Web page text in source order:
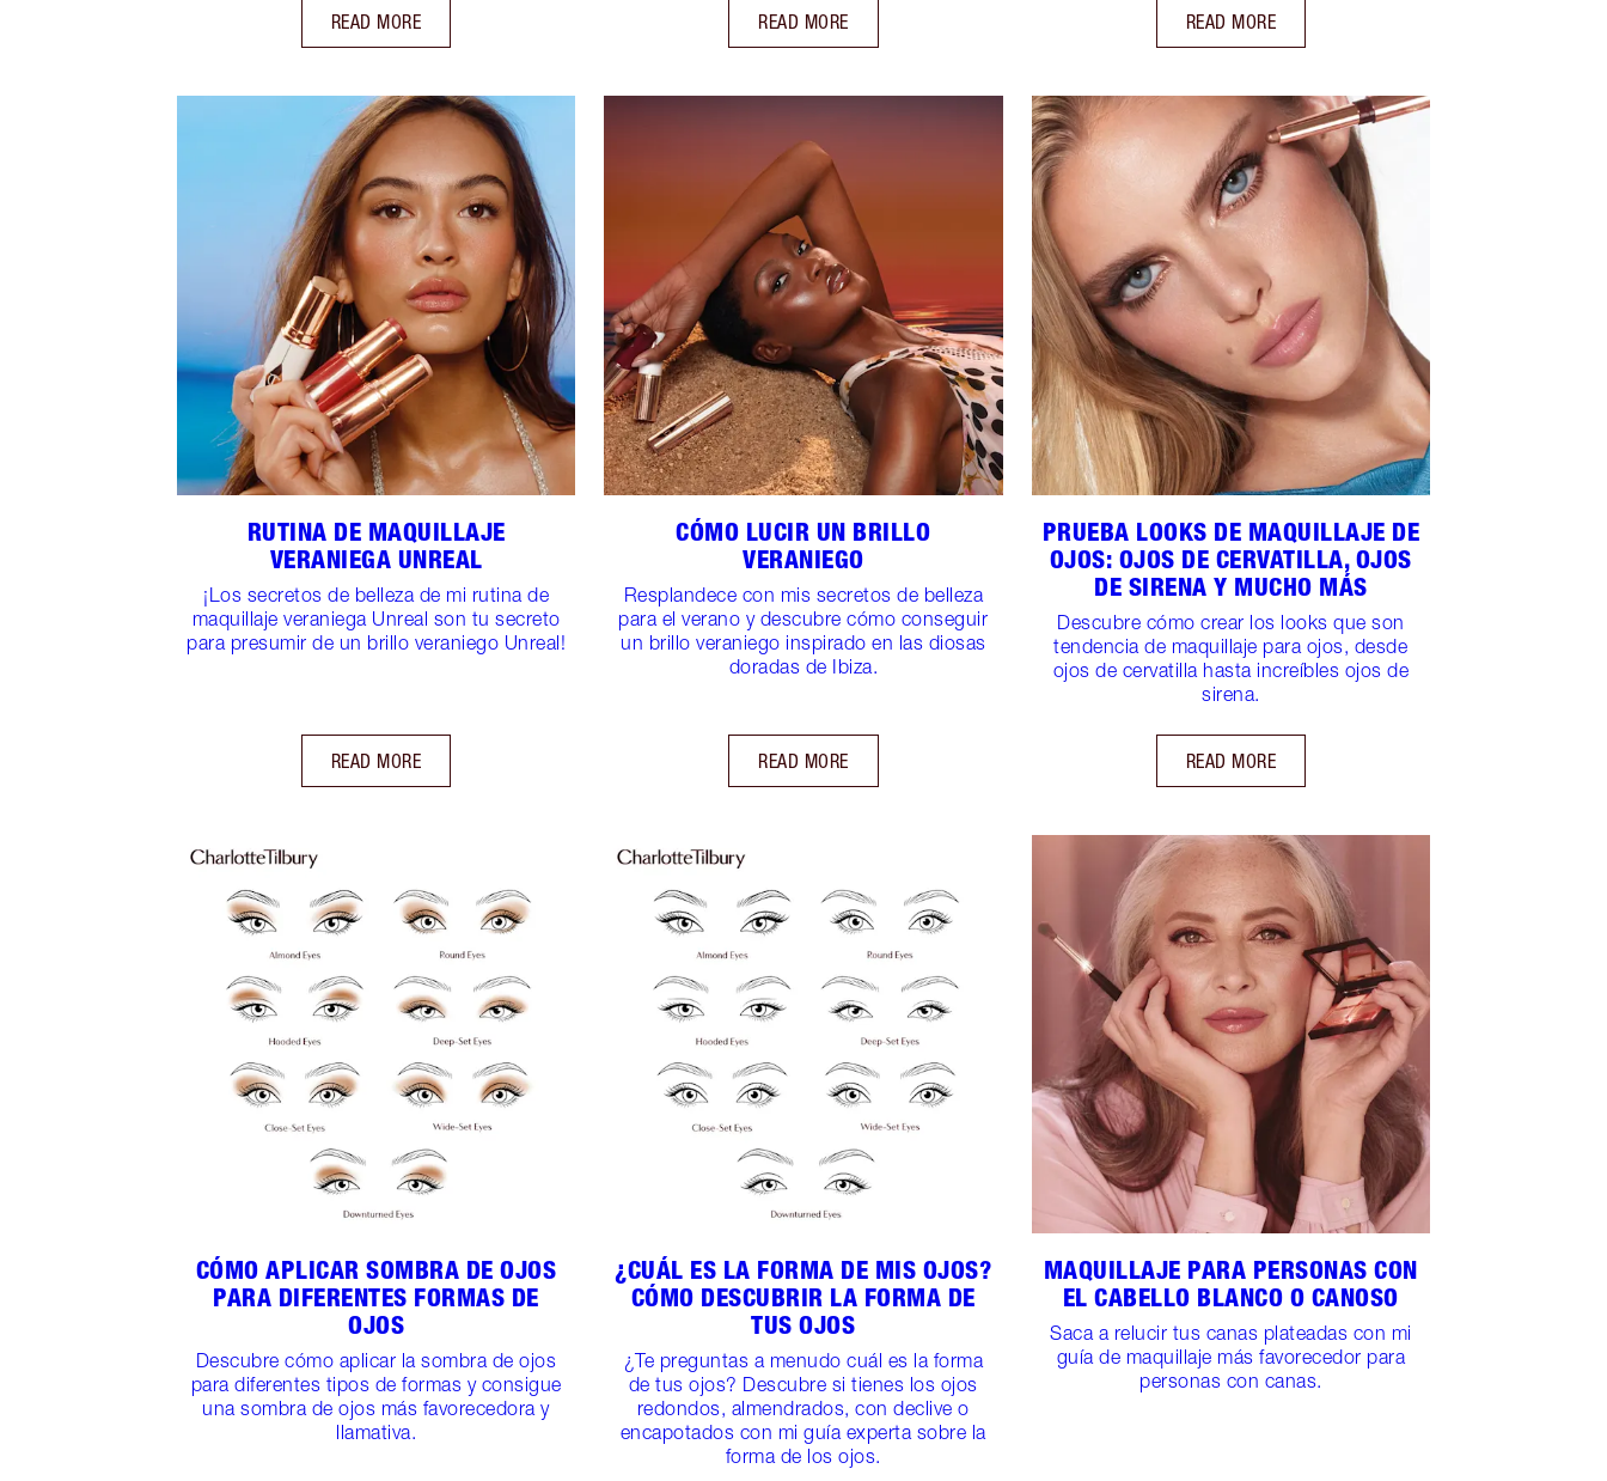
READ MORE READ MORE READ MORE
RUTINA DE MAQUILLAJE
VERANIEGA UNREAL
¡Los secretos de belleza de mi rutina de
maquillaje veraniega Unreal son tu secreto
para presumir de un brillo veraniego Unreal!
READ MORE
CÓMO LUCIR UN BRILLO
VERANIEGO
Resplandece con mis secretos de belleza
para el verano y descubre cómo conseguir
un brillo veraniego inspirado en las diosas
doradas de Ibiza.
READ MORE
PRUEBA LOOKS DE MAQUILLAJE DE
OJOS: OJOS DE CERVATILLA, OJOS
DE SIRENA Y MUCHO MÁS
Descubre cómo crear los looks que son
tendencia de maquillaje para ojos, desde
ojos de cervatilla hasta increíbles ojos de
sirena.
READ MORE
CÓMO APLICAR SOMBRA DE OJOS
PARA DIFERENTES FORMAS DE
OJOS
Descubre cómo aplicar la sombra de ojos
para diferentes tipos de formas y consigue
una sombra de ojos más favorecedora y
llamativa.
¿CUÁL ES LA FORMA DE MIS OJOS?
CÓMO DESCUBRIR LA FORMA DE
TUS OJOS
¿Te preguntas a menudo cuál es la forma
de tus ojos? Descubre si tienes los ojos
redondos, almendrados, con declive o
encapotados con mi guía experta sobre la
forma de los ojos.
MAQUILLAJE PARA PERSONAS CON
EL CABELLO BLANCO O CANOSO
Saca a relucir tus canas plateadas con mi
guía de maquillaje más favorecedor para
personas con canas.